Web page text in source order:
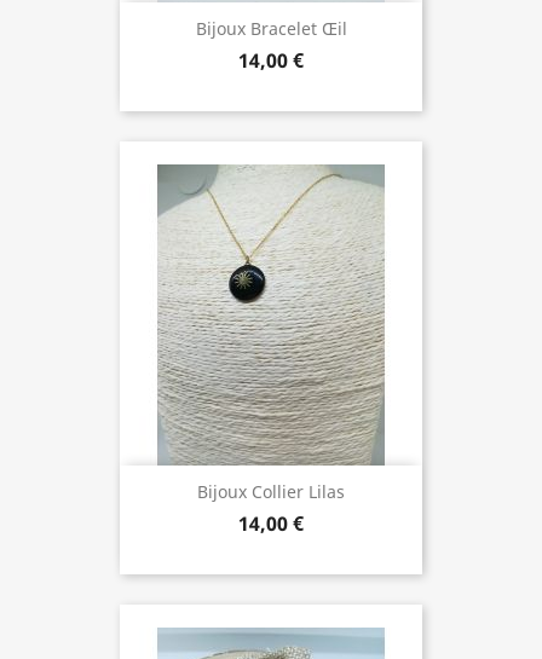
Bijoux Bracelet Œil
14,00 €
Bijoux Collier Lilas
14,00 €